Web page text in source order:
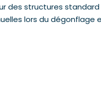
des structures
lors du dégonflage